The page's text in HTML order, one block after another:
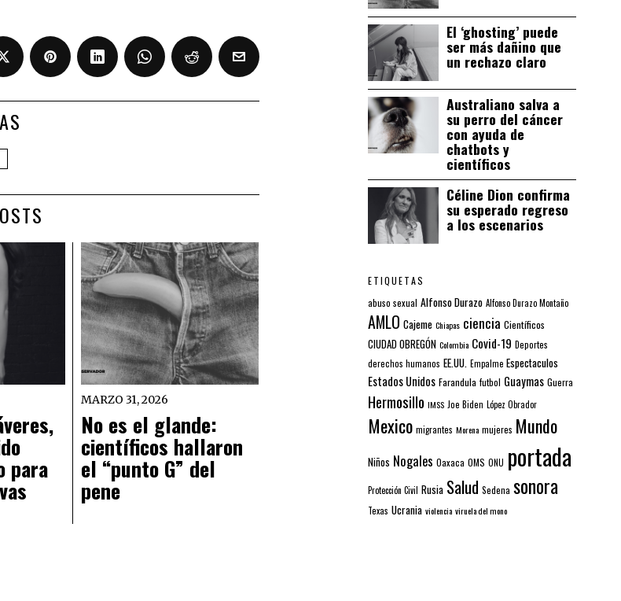
para
MARZO 31, 2026
No es el glande:
científicos hallaron
el “punto G” del
pene
El ‘ghosting’ puede
ser más dañino que
un rechazo claro
Australiano salva a
su perro del cáncer
con ayuda de
chatbots y
científicos
Céline Dion confirma
su esperado regreso
a los escenarios
ETIQUETAS
abuso sexual Alfonso Durazo Alfonso Durazo Montaño
AMLO Cajeme Chiapas ciencia Científicos
CIUDAD OBREGÓN Colombia Covid-19 Deportes
derechos humanos EE.UU. Empalme Espectaculos
Estados Unidos Farandula futbol Guaymas Guerra
Hermosillo IMSS Joe Biden López Obrador
Mexico migrantes Morena mujeres Mundo
Niños Nogales Oaxaca OMS ONU portada
Protección Civil Rusia Salud Sedena sonora
Texas Ucrania violencia viruela del mono